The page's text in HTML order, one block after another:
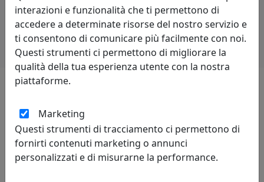
i più visitati
scopri iprodottiche hanno riscosso
maggior interesse
interazioni e funzionalità che ti permettono di
accedere a determinate risorse del nostro servizio e
ti consentono di comunicare più facilmente con noi.
Questi strumenti ci permettono di migliorare la
qualità della tua esperienza utente con la nostra
piattaforme.
Marketing
Questi strumenti di tracciamento ci permettono di
fornirti contenuti marketing o annunci
personalizzati e di misurarne la performance.